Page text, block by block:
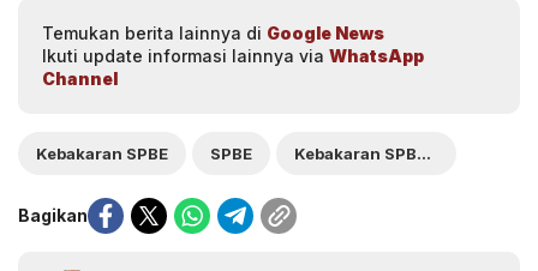
Temukan berita lainnya di Google News
Ikuti update informasi lainnya via WhatsApp
Channel
Kebakaran SPBE SPBE Kebakaran SPBE di Bekasi
Bagikan